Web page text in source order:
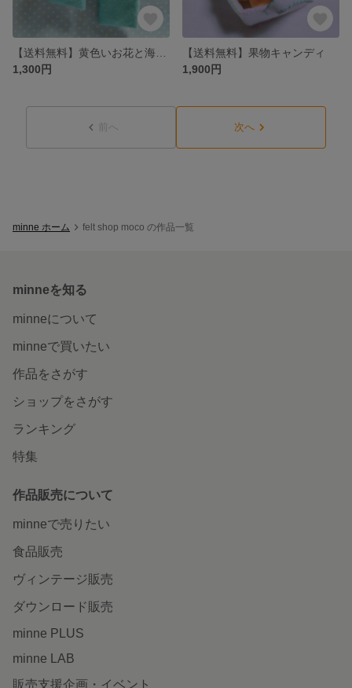
1,300円
【送料無料】果物キャンディ
1,900円
前へ 次へ
minne ホーム felt shop moco の作品一覧
minneを知る
minneについて
minneで買いたい
作品をさがす
ショップをさがす
ランキング
特集
作品販売について
minneで売りたい
食品販売
ヴィンテージ販売
ダウンロード販売
minne PLUS
minne LAB
販売支援企画・イベント